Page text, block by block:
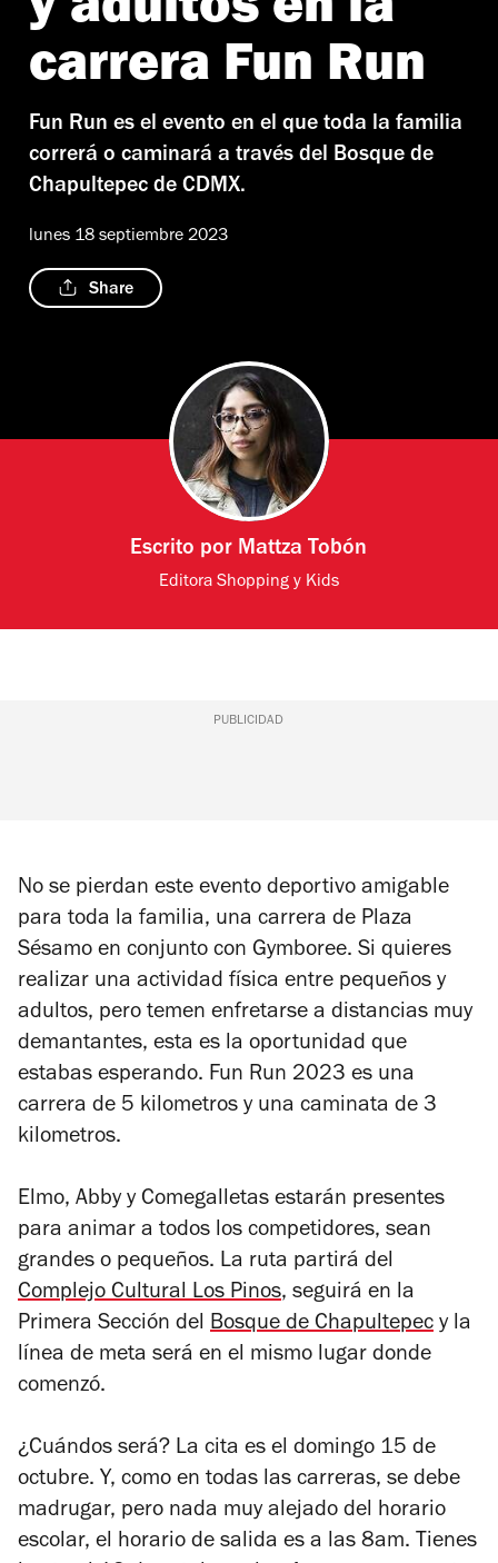
y adultos en la
carrera Fun Run
Fun Run es el evento en el que toda la familia
correrá o caminará a través del Bosque de
Chapultepec de CDMX.
lunes 18 septiembre 2023
Share
Escrito por Mattza Tobón
Editora Shopping y Kids
PUBLICIDAD
No se pierdan este evento deportivo amigable
para toda la familia, una carrera de Plaza
Sésamo en conjunto con Gymboree. Si quieres
realizar una actividad física entre pequeños y
adultos, pero temen enfretarse a distancias muy
demantantes, esta es la oportunidad que
estabas esperando. Fun Run 2023 es una
carrera de 5 kilometros y una caminata de 3
kilometros.
Elmo, Abby y Comegalletas estarán presentes
para animar a todos los competidores, sean
grandes o pequeños. La ruta partirá del
Complejo Cultural Los Pinos, seguirá en la
Primera Sección del Bosque de Chapultepec y la
línea de meta será en el mismo lugar donde
comenzó.
¿Cuándos será? La cita es el domingo 15 de
octubre. Y, como en todas las carreras, se debe
madrugar, pero nada muy alejado del horario
escolar, el horario de salida es a las 8am. Tienes